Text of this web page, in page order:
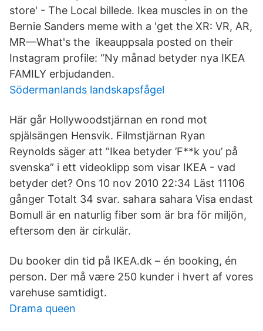
store' - The Local billede. Ikea muscles in on the
Bernie Sanders meme with a 'get the XR: VR, AR,
MR—What's the ikeauppsala posted on their
Instagram profile: “Ny månad betyder nya IKEA
FAMILY erbjudanden.
Södermanlands landskapsfågel
Här går Hollywoodstjärnan en rond mot
spjälsängen Hensvik. Filmstjärnan Ryan
Reynolds säger att ”Ikea betyder ’F**k you’ på
svenska” i ett videoklipp som visar IKEA - vad
betyder det? Ons 10 nov 2010 22:34 Läst 11106
gånger Totalt 34 svar. sahara sahara Visa endast
Bomull är en naturlig fiber som är bra för miljön,
eftersom den är cirkulär.
Du booker din tid på IKEA.dk – én booking, én
person. Der må være 250 kunder i hvert af vores
varehuse samtidigt.
Drama queen